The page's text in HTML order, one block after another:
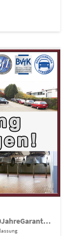
FR 1.5TSI DSG+LED+KomfortPaket+10JahreGarantie+